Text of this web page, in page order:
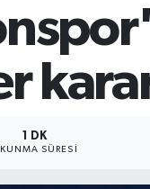
1 DK
SÜRESI